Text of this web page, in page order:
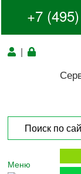
+7
|
Меню